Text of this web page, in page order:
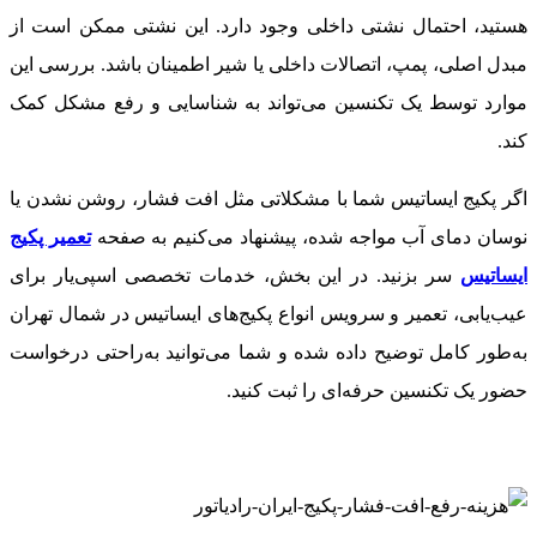
هستید، احتمال نشتی داخلی وجود دارد. این نشتی ممکن است از
مبدل اصلی، پمپ، اتصالات داخلی یا شیر اطمینان باشد. بررسی این
موارد توسط یک تکنسین می‌تواند به شناسایی و رفع مشکل کمک
کند.
اگر پکیج ایساتیس شما با مشکلاتی مثل افت فشار، روشن نشدن یا
نوسان دمای آب مواجه شده، پیشنهاد می‌کنیم به صفحهتعمیر پکیج
ایساتیس سر بزنید. در این بخش، خدمات تخصصی اسپی‌یار برای
عیب‌یابی، تعمیر و سرویس انواع پکیج‌های ایساتیس در شمال تهران
به‌طور کامل توضیح داده شده و شما می‌توانید به‌راحتی درخواست
حضور یک تکنسین حرفه‌ای را ثبت کنید.